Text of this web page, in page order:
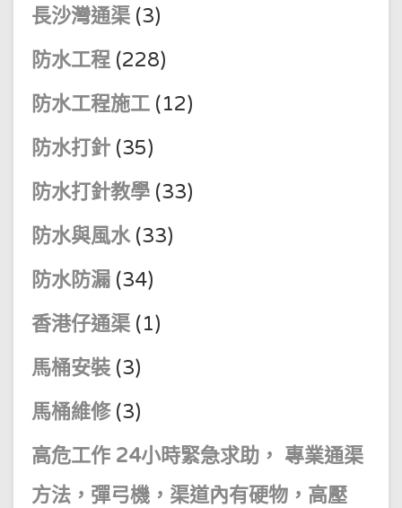
長沙灣通渠 (3)
防水工程 (228)
防水工程施工 (12)
防水打針 (35)
防水打針教學 (33)
防水與風水(33)
防水防漏 (34)
香港仔通渠 (1)
馬桶安裝 (3)
馬桶維修(3)
高危工作 24小時緊急求助， 專業通渠
方法，彈弓機，渠道內有硬物，高壓